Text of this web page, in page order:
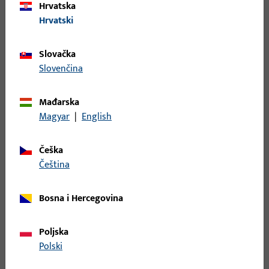
Dvostruki cilindar
Modularna konstrukcija i promjenjiva duljina –
naknadno prilagodljivo svakoj debljini vrata.
Hrvatska
Hrvatski
Slovačka
Slovenčina
Mađarska
Magyar | English
Češka
čeština
Bosna i Hercegovina
Poljska
Polski